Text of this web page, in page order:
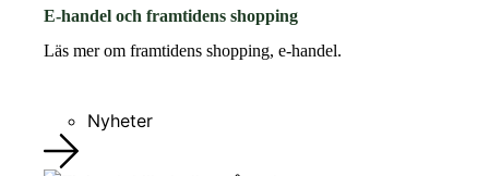
E-handel och framtidens shopping
Läs mer om framtidens shopping, e-handel.
Nyheter